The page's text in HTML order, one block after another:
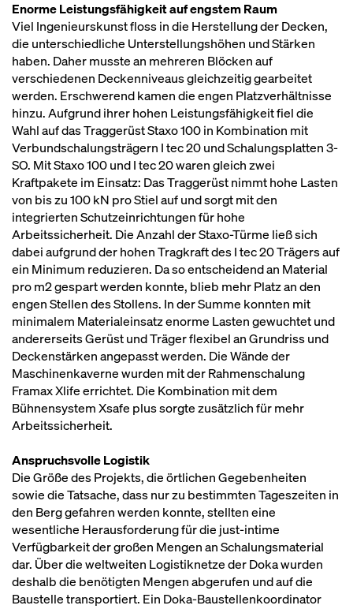
Enorme Leistungsfähigkeit auf engstem Raum
Viel Ingenieurskunst floss in die Herstellung der Decken,
die unterschiedliche Unterstellungshöhen und Stärken
haben. Daher musste an mehreren Blöcken auf
verschiedenen Deckenniveaus gleichzeitig gearbeitet
werden. Erschwerend kamen die engen Platzverhältnisse
hinzu. Aufgrund ihrer hohen Leistungsfähigkeit fiel die
Wahl auf das Traggerüst Staxo 100 in Kombination mit
Verbundschalungsträgern I tec 20 und Schalungsplatten 3-
SO. Mit Staxo 100 und I tec 20 waren gleich zwei
Kraftpakete im Einsatz: Das Traggerüst nimmt hohe Lasten
von bis zu 100 kN pro Stiel auf und sorgt mit den
integrierten Schutzeinrichtungen für hohe
Arbeitssicherheit. Die Anzahl der Staxo-Türme ließ sich
dabei aufgrund der hohen Tragkraft des I tec 20 Trägers auf
ein Minimum reduzieren. Da so entscheidend an Material
pro m2 gespart werden konnte, blieb mehr Platz an den
engen Stellen des Stollens. In der Summe konnten mit
minimalem Materialeinsatz enorme Lasten gewuchtet und
andererseits Gerüst und Träger flexibel an Grundriss und
Deckenstärken angepasst werden. Die Wände der
Maschinenkaverne wurden mit der Rahmenschalung
Framax Xlife errichtet. Die Kombination mit dem
Bühnensystem Xsafe plus sorgte zusätzlich für mehr
Arbeitssicherheit.
Anspruchsvolle Logistik
Die Größe des Projekts, die örtlichen Gegebenheiten
sowie die Tatsache, dass nur zu bestimmten Tageszeiten in
den Berg gefahren werden konnte, stellten eine
wesentliche Herausforderung für die just-intime
Verfügbarkeit der großen Mengen an Schalungsmaterial
dar. Über die weltweiten Logistiknetze der Doka wurden
deshalb die benötigten Mengen abgerufen und auf die
Baustelle transportiert. Ein Doka-Baustellenkoordinator